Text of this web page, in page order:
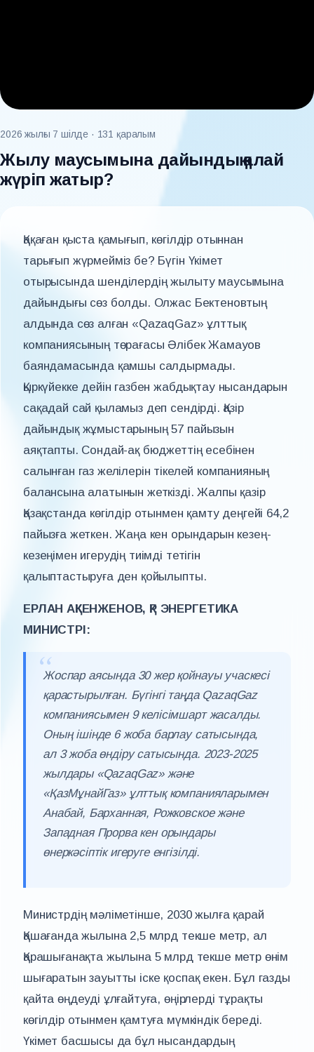
2026 жылғы 7 шілде · 131 қаралым
Жылу маусымына дайындық қалай
жүріп жатыр?
Қақаған қыста қамығып, көгілдір отыннан
тарығып жүрмейміз бе? Бүгін Үкімет
отырысында шенділердің жылыту маусымына
дайындығы сөз болды. Олжас Бектеновтың
алдында сөз алған «QazaqGaz» ұлттық
компаниясының төрағасы Әлібек Жамауов
баяндамасында қамшы салдырмады.
Қыркүйекке дейін газбен жабдықтау нысандарын
сақадай сай қыламыз деп сендірді. Қазір
дайындық жұмыстарының 57 пайызын
аяқтапты. Сондай-ақ бюджеттің есебінен
салынған газ желілерін тікелей компанияның
балансына алатынын жеткізді. Жалпы қазір
Қазақстанда көгілдір отынмен қамту деңгейі 64,2
пайызға жеткен. Жаңа кен орындарын кезең-
кезеңімен игерудің тиімді тетігін
қалыптастыруға ден қойылыпты.
ЕРЛАН АҚКЕНЖЕНОВ, ҚР ЭНЕРГЕТИКА
МИНИСТРІ:
Жоспар аясында 30 жер қойнауы учаскесі
қарастырылған. Бүгінгі таңда QazaqGaz
компаниясымен 9 келісімшарт жасалды.
Оның ішінде 6 жоба барлау сатысында,
ал 3 жоба өндіру сатысында. 2023-2025
жылдары «QazaqGaz» және
«ҚазМұнайГаз» ұлттық компанияларымен
Анабай, Барханная, Рожковское және
Западная Прорва кен орындары
өнеркәсіптік игеруге енгізілді.
Министрдің мәліметінше, 2030 жылға қарай
Қашағанда жылына 2,5 млрд текше метр, ал
Қарашығанақта жылына 5 млрд текше метр өнім
шығаратын зауытты іске қоспақ екен. Бұл газды
қайта өңдеуді ұлғайтуға, өңірлерді тұрақты
көгілдір отынмен қамтуға мүмкіндік береді.
Үкімет басшысы да бұл нысандардың